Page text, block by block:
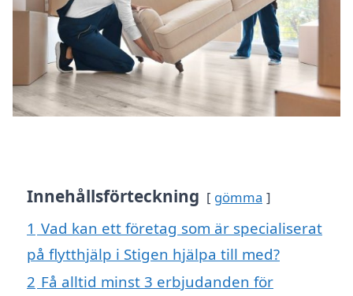
Innehållsförteckning gömma
1 Vad kan ett företag som är specialiserat
på flytthjälp i Stigen hjälpa till med?
2 Få alltid minst 3 erbjudanden för